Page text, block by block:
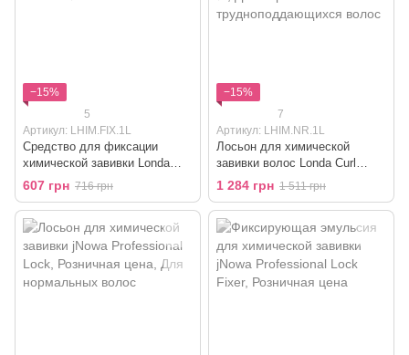
−15%
5
Артикул: LHIM.FIX.1L
Средство для фиксации
химической завивки Londa
Neutralizer 1+1
607 грн 716 грн
−15%
7
Артикул: LHIM.NR.1L
Лосьон для химической
завивки волос Londa Curl
Perm Lotion
1 284 грн 1 511 грн